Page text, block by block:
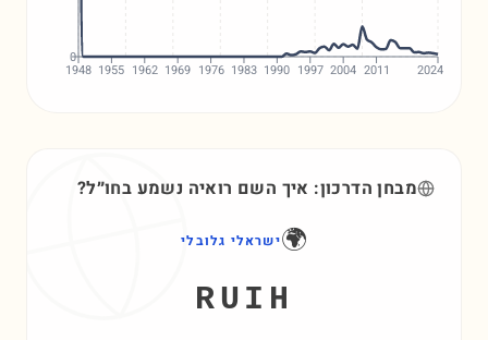
1948 1955 1962 1969 1976 1983 1990 1997 2004 2011 2024
0
מבחן הדרכון: איך השם רואיה נשמע בחו״ל?
🌍ישראלי גלובלי
RUIH